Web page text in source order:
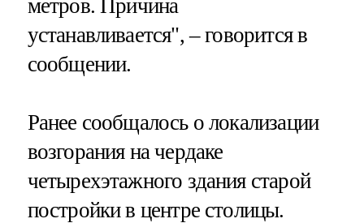
метров. Причина
устанавливается", – говорится в
сообщении.
Ранее сообщалось о локализации
возгорания на чердаке
четырехэтажного здания старой
постройки в центре столицы​​​.